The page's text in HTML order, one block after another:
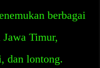
berbagai
Timur,
dan lontong.